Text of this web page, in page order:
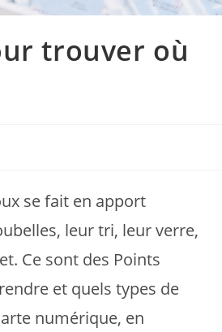
trouver où
se fait en apport
leur tri, leur verre,
Ce sont des Points
et quels types de
numérique, en